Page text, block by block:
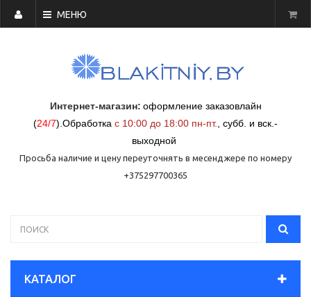
МЕНЮ
Интернет-магазин: оформление заказовлайн
(24/7) Обработка с 10:00 до 18:00 пн-пт. субб. и вск.-
выходной
Просьба наличие и цену переуточнять в месенджере по номеру
+375297700365
КАТАЛОГ